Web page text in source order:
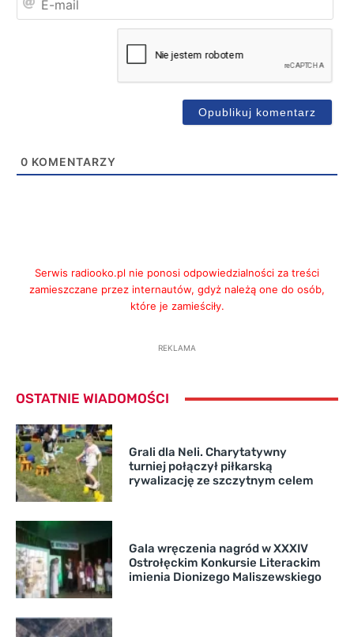
0 KOMENTARZY
Serwis radiooko.pl nie ponosi odpowiedzialności za treści
zamieszczane przez internautów, gdyż należą one do osób,
które je zamieściły.
REKLAMA
OSTATNIE WIADOMOŚCI
Grali dla Neli. Charytatywny
turniej połączył piłkarską
rywalizację ze szczytnym celem
Gala wręczenia nagród w XXXIV
Ostrołęckim Konkursie Literackim
imienia Dionizego Maliszewskiego